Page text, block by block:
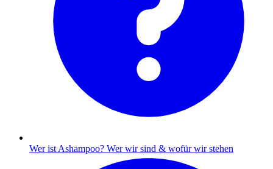
Wer ist Ashampoo? Wer wir sind & wofür wir stehen